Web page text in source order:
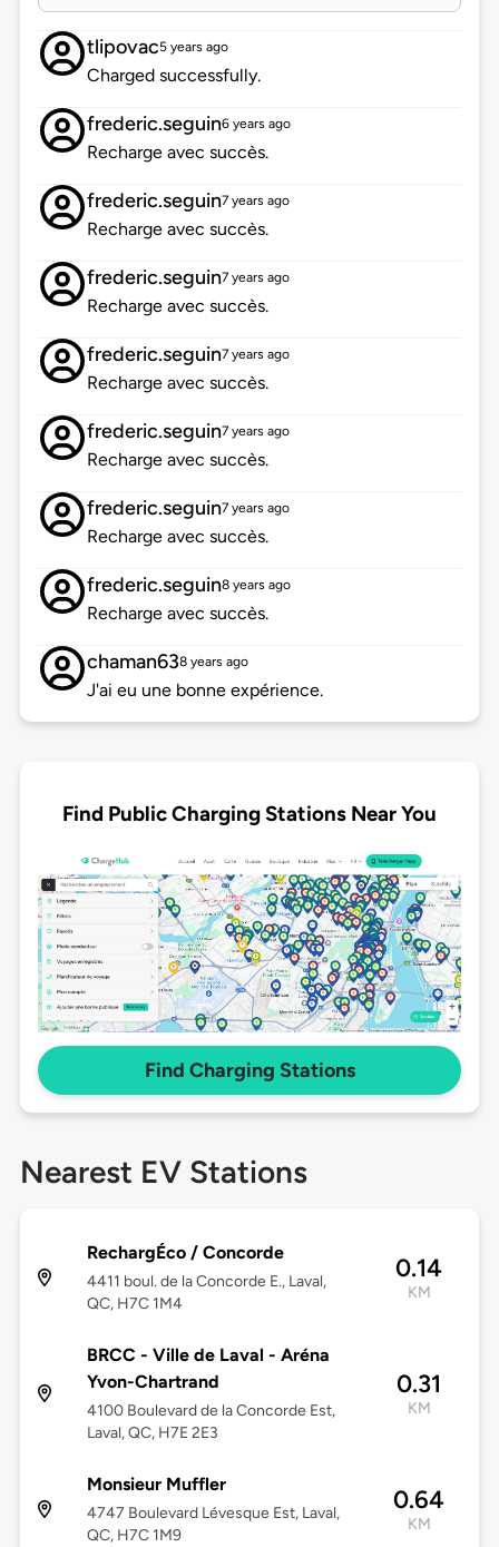
tlipovac5 years ago
Charged successfully.
frederic.seguin6 years ago
Recharge avec succès.
frederic.seguin7 years ago
Recharge avec succès.
frederic.seguin7 years ago
Recharge avec succès.
frederic.seguin7 years ago
Recharge avec succès.
frederic.seguin7 years ago
Recharge avec succès.
frederic.seguin7 years ago
Recharge avec succès.
frederic.seguin8 years ago
Recharge avec succès.
chaman638 years ago
J'ai eu une bonne expérience.
Find Public Charging Stations Near You
Find Charging Stations
Nearest EV Stations
RechargÉco / Concorde
4411 boul. de la Concorde E., Laval,
QC, H7C 1M4
0.14
KM
BRCC - Ville de Laval - Aréna
Yvon-Chartrand
4100 Boulevard de la Concorde Est,
Laval, QC, H7E 2E3
0.31
KM
Monsieur Muffler
4747 Boulevard Lévesque Est, Laval,
QC, H7C 1M9
0.64
KM